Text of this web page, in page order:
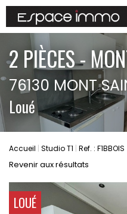
2 PIÈCES -
76130 MONT
Loué
Accueil Studio T1 Ref. : F1BBOIS
Revenir aux résultats
LOUÉ